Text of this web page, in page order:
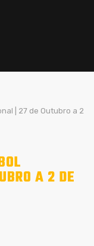
| 27 de Outubro a 2
A 2 DE